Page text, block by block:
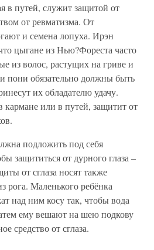
в путей, служит защитой от
от ревматизма. От
и семена лопуха. Ирэн
цыгане из Нью?Фореста часто
из волос, растущих на гриве и
пони обязательно должны быть
их обладателю удачу.
или в путей, защитит от
подложить под себя
защититься от дурного глаза –
от сглаза носят также
рога. Маленького ребёнка
над ним косу так, чтобы вода
ему вешают на шею подкову
средство от сглаза.